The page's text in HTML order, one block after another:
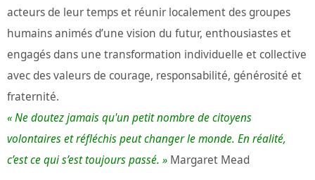
acteurs de leur temps et réunir localement des groupes
humains animés d’une vision du futur, enthousiastes et
engagés dans une transformation individuelle et collective
avec des valeurs de courage, responsabilité, générosité et
fraternité.
« Ne doutez jamais qu'un petit nombre de citoyens
volontaires et réfléchis peut changer le monde. En réalité,
c’est ce qui s’est toujours passé. » Margaret Mead